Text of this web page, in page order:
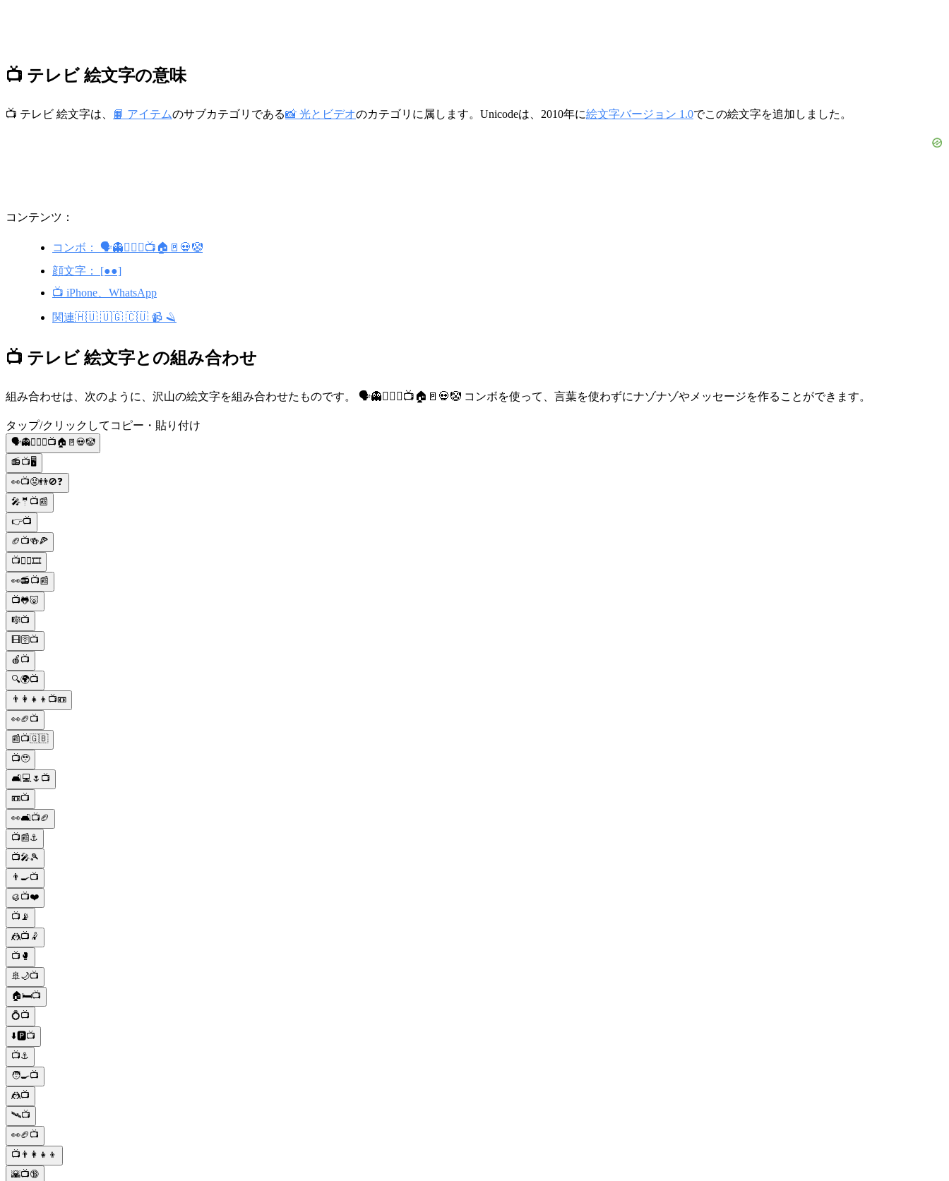
📺 テレビ 絵文字の意味
📺 テレビ 絵文字は、 📙 アイテムのサブカテゴリである📸 光とビデオのカテゴリに属します。Unicodeは、2010年に絵文字バージョン 1.0でこの絵文字を追加しました。
コンテンツ：
コンボ： 🗣👻👱🏻‍♀️📺🏠🚪💀🤡
顔文字： [●●]
📺 iPhone、WhatsApp
関連🇭🇺 🇺🇬 🇨🇺 📹 🪒
📺 テレビ 絵文字との組み合わせ
組み合わせは、次のように、沢山の絵文字を組み合わせたものです。 🗣👻👱🏻‍♀️📺🏠🚪💀🤡 コンボを使って、言葉を使わずにナゾナゾやメッセージを作ることができます。
タップ/クリックしてコピー・貼り付け
🗣👻👱🏻‍♀️📺🏠🚪💀🤡
📻📺🖥️
👀📺😡👬🚫❓
🎤🤵📺📰
👉📺
🏈📺🍻🍕
📺🤷‍♀️🎞️
👀📻📺📰
📺🐸🐷
🎼📺
🎞🛜📺
🍎📺
🔍🌍📺
👨‍👩‍👧‍👦📺📼
👀🏈📺
📰📺🇬🇧
📺🥹
🛋💻🌷📺
📼📺
👀🛋📺🏈
📺📰⚓️
📺🎤🎾
👨‍🍳📺
🥮📺❤️
📺📡
🤼📺🤾
📺🥊
🚢🌙📺
🏠🛏📺
💍📺
⬇️🅿️📺
📺⚓
🧑‍🍳📺
🤼📺
🛰️📺
👀🏈📺
📺👨‍👩‍👧‍👦
🌇📺🔞